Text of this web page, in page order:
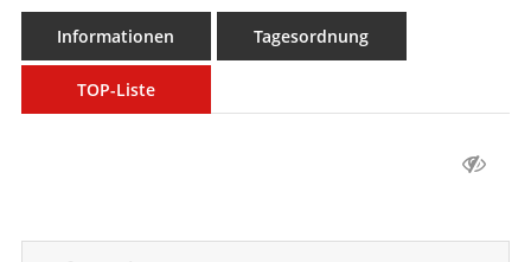
Informationen Tagesordnung
TOP-Liste